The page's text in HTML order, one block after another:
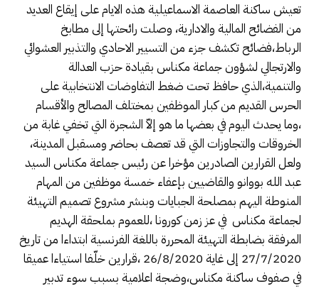
تعيش ساكنة العاصمة الاسماعيلية هذه الايام على إيقاع العديد
من الفضائح المالية والادارية، وصلت رائحتها إلى مطابخ
الرباط،فضائح تكشف جزء من التسيير الاحادي والتذبير العشوائي
والارتجالي لشؤون جماعة مكناس بقيادة حزب العدالة
والتنمية،الذي حافظ تحت ضغط التفاوضات الانتخابية على
الحرس القديم من كبار الموظفين بمختلف المصالح والأقسام
،وما يحدث اليوم في بعضها ما هو إلاّ الشجرة التي تخفي غابة من
الخروقات والتجاوزات التي قد تعصف بحاضر ومسقبل المدينة،
ولعل القرارين الصادرين مؤخرا عن رئيس جماعة مكناس السيد
عبد الله بووانو والقاضيين بإعفاء خمسة موظفين من المهام
المنوطة اليهم بمصلحة الجبايات وبنشر مشروع تصميم التهيئة
لجماعة مكناس في عز زمن كورونا ،للعموم بملحقة الهديم
المرفقة بضابطة التهيئة المحررة باللغة الفرنسية ابتداءا من تاريخ
27/7/2020 إلى غاية 26/8/2020 ،قرارين خلّفا استياءا عميقا
في صفوف ساكنة مكناس،وضجة اعلامية بسبب سوء تدبير